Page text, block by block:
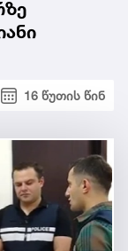
16 წუთის წინ